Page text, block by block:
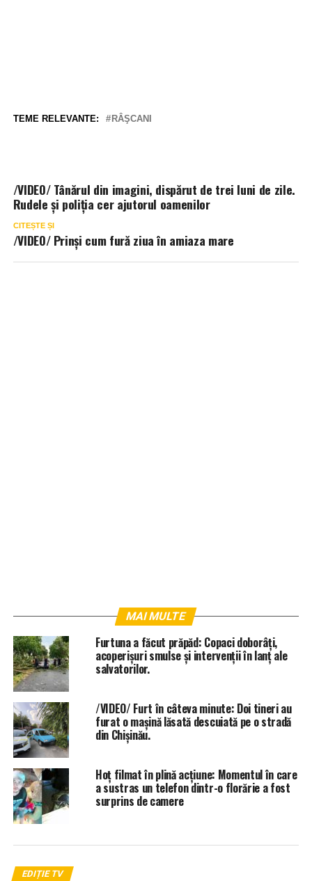
TEME RELEVANTE: RÂŞCANI
/VIDEO/ Tânărul din imagini, dispărut de trei luni de zile.
Rudele și poliția cer ajutorul oamenilor
CITEȘTE ȘI
/VIDEO/ Prinși cum fură ziua în amiaza mare
MAI MULTE
Furtuna a făcut prăpăd: Copaci doborâți,
acoperișuri smulse și intervenții în lanț ale
salvatorilor.
/VIDEO/ Furt în câteva minute: Doi tineri au
furat o mașină lăsată descuiată pe o stradă
din Chișinău.
Hoț filmat în plină acțiune: Momentul în care
a sustras un telefon dintr-o florărie a fost
surprins de camere
EDIȚIE TV